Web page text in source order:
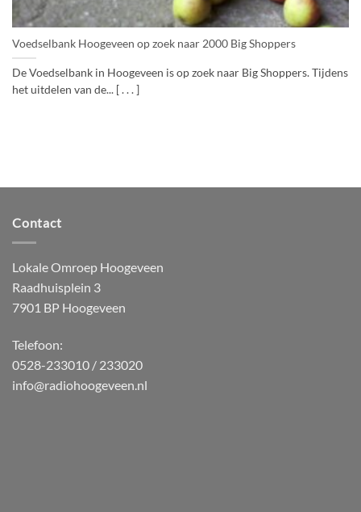
Voedselbank Hoogeveen op zoek naar 2000 Big Shoppers
De Voedselbank in Hoogeveen is op zoek naar Big Shoppers. Tijdens
het uitdelen van de... [ . . . ]
Contact
Lokale Omroep Hoogeveen
Raadhuisplein 3
7901 BP Hoogeveen
Telefoon:
0528-233010 / 233020
info@radiohoogeveen.nl